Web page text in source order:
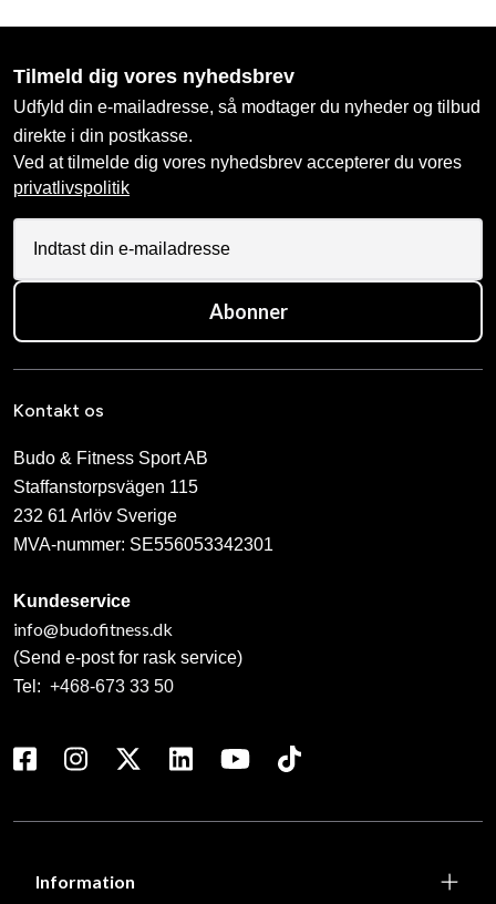
Tilmeld dig vores nyhedsbrev
Udfyld din e-mailadresse, så modtager du nyheder og tilbud
direkte i din postkasse.
Ved at tilmelde dig vores nyhedsbrev accepterer du vores
privatlivspolitik
Abonner
Kontakt os
Budo & Fitness Sport AB
Staffanstorpsvägen 115
232 61 Arlöv Sverige
MVA-nummer: SE556053342301
Kundeservice
info@budofitness.dk
(Send e-post for rask service)
Tel: +468-673 33 50
Information